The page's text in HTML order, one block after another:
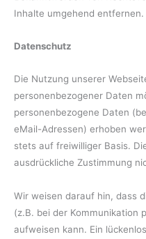
Inhalte umgehend entfernen.
Datenschutz
Die Nutzung unserer
personenbezogener Daten
personenbezogene Daten
eMail-Adressen) erhoben
stets auf freiwilliger Basis.
ausdrückliche Zustimmung
Wir weisen darauf hin, dass
(z.B. bei der Kommunikation
aufweisen kann. Ein